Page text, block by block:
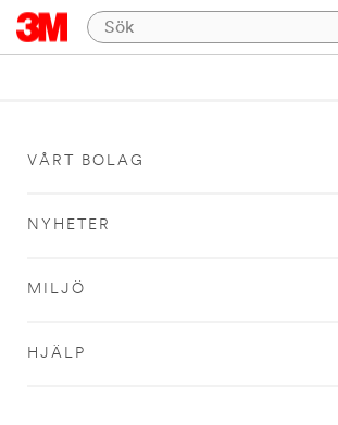
VÅRT BOLAG
NYHETER
MILJÖ
HJÄLP